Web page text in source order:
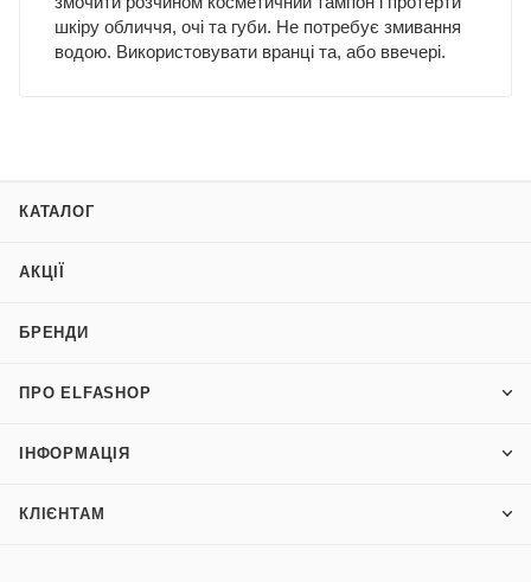
шкіру обличчя, очі та губи. Не потребує змивання
водою. Використовувати вранці та, або ввечері.
КАТАЛОГ
АКЦІЇ
БРЕНДИ
ПРО ELFASHOP
ІНФОРМАЦІЯ
КЛІЄНТАМ